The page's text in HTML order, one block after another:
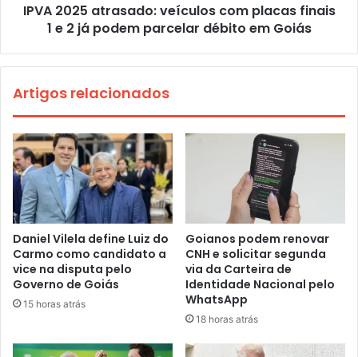
IPVA 2025 atrasado: veículos com placas finais
1 e 2 já podem parcelar débito em Goiás
Artigos relacionados
Daniel Vilela define Luiz do
Carmo como candidato a
vice na disputa pelo
Governo de Goiás
15 horas atrás
Goianos podem renovar
CNH e solicitar segunda
via da Carteira de
Identidade Nacional pelo
WhatsApp
18 horas atrás